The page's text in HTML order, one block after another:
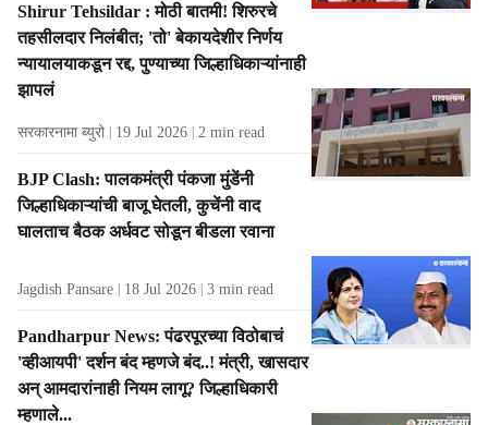
Shirur Tehsildar : मोठी बातमी! शिरुरचे
तहसीलदार निलंबीत; 'तो' बेकायदेशीर निर्णय
न्यायालयाकडून रद्द, पुण्याच्या जिल्हाधिकाऱ्यांनाही
झापलं
सरकारनामा ब्युरो 19 Jul 2026 2 min read
BJP Clash: पालकमंत्री पंकजा मुंडेंनी
जिल्हाधिकाऱ्यांची बाजू घेतली, कुचेंनी वाद
घालताच बैठक अर्धवट सोडून बीडला रवाना
Jagdish Pansare 18 Jul 2026 3 min read
Pandharpur News: पंढरपूरच्या विठोबाचं
'व्हीआयपी' दर्शन बंद म्हणजे बंद..! मंत्री, खासदार
अन् आमदारांनाही नियम लागू? जिल्हाधिकारी
म्हणाले...